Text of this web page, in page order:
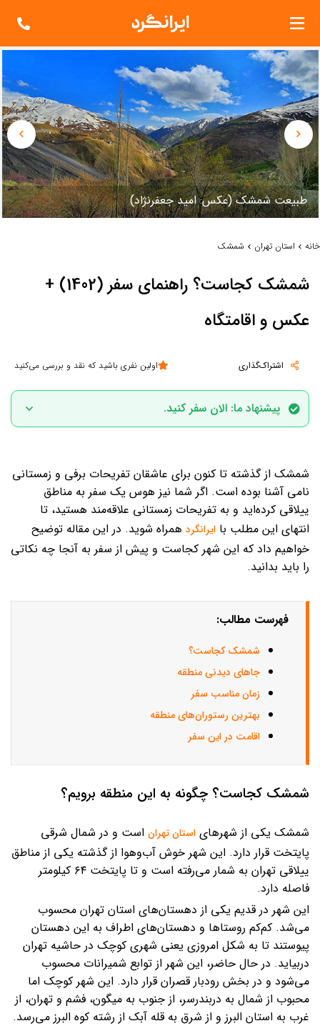
طبيعت شمشک (عکس: اميد جعفرنژاد)
خانه استان تهران شمشک
شمشک کجاست؟ راهنمای سفر (1402) +
عکس و اقامتگاه
اشتراک‌گذاری اولین نفری باشید که نقد و بررسی می‌کنید
شمشک از گذشته تا کنون برای عاشقان تفریحات برفی و زمستانی
نامی آشنا بوده است. اگر شما نیز هوس یک سفر به مناطق
ییلاقی کرده‌اید و به تفریحات زمستانی علاقه‌مند هستید، تا
انتهای این مطلب با ایرانگرد همراه شوید. در این مقاله توضیح
خواهیم داد که این شهر کجاست و پیش از سفر به آنجا چه نکاتی
را باید بدانید.
فهرست مطالب:
شمشک کجاست؟
جاهای دیدنی منطقه
زمان مناسب سفر
بهترین رستوران‌های منطقه
اقامت در این سفر
شمشک کجاست؟ چگونه به این منطقه برویم؟
شمشک یکی از شهرهای استان تهران است و در شمال شرقی
پایتخت قرار دارد. این شهر خوش آب‌وهوا از گذشته یکی از مناطق
ییلاقی تهران به شمار می‌رفته است و تا پایتخت ۶۴ کیلومتر
فاصله دارد.
این شهر در قدیم یکی از دهستان‌های استان تهران محسوب
می‌شد. کم‌کم روستاها و دهستان‌های اطراف به این دهستان
پیوستند تا به شکل امروزی یعنی شهری کوچک در حاشیه تهران
دربیاید. در حال حاضر، این شهر از توابع شمیرانات محسوب
می‌شود و در بخش رودبار قصران قرار دارد. این شهر کوچک اما
محبوب از شمال به دربندرسر، از جنوب به میگون، فشم و تهران، از
غرب به استان البرز و از شرق به قله آبک از رشته کوه البرز می‌رسد.
پیشنهاد ما: الان سفر کنید.
تیر، مرداد، شهریور، مهر، آبان، آذر، دی، اسفند و بهمن زمان مناسبی برای
سفر به این منطقه می‌باشد.